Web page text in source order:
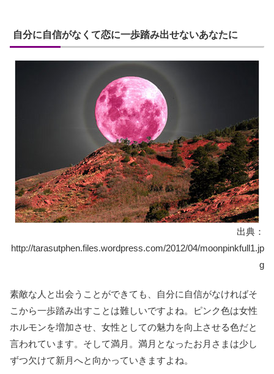
自分に自信がなくて恋に一歩踏み出せないあなたに
出典：
http://tarasutphen.files.wordpress.com/2012/04/moonpinkfull1.jp
g
素敵な人と出会うことができても、自分に自信がなければそ
こから一歩踏み出すことは難しいですよね。ピンク色は女性
ホルモンを増加させ、女性としての魅力を向上させる色だと
言われています。そして満月。満月となったお月さまは少し
ずつ欠けて新月へと向かっていきますよね。